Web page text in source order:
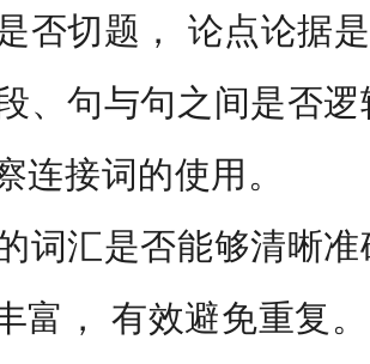
否切题， 论点论据
、句与句之间是否
连接词的使用。
词汇是否能够清晰
富， 有效避免重复。